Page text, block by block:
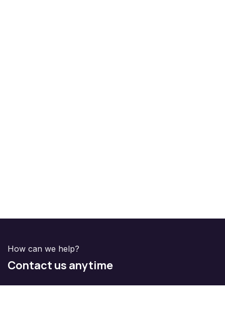
How can we help?
Contact us anytime